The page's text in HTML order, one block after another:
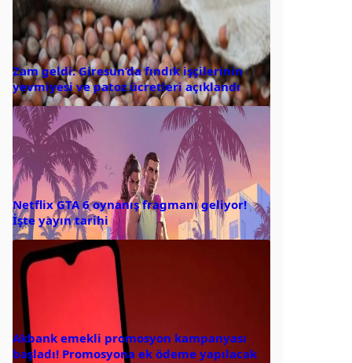
Zam geldi: Giresun’da fındık işçilerinin
yevmiyesi ve patoz ücretleri açıklandı
Netflix GTA 6 oynanış fragmanı geliyor!
İşte yayın tarihi
Akbank emekli promosyon kampanyası
başladı! Promosyona ek ödeme yapılacak